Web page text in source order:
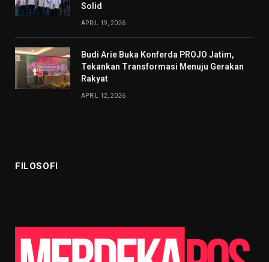
Solid
APRIL 19, 2026
Budi Arie Buka Konferda PROJO Jatim,
Tekankan Transformasi Menuju Gerakan
Rakyat
APRIL 12, 2026
FILOSOFI